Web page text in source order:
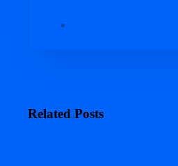
Related Posts